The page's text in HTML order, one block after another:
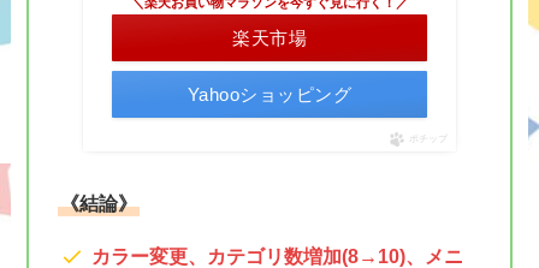
楽天市場
Yahooショッピング
ポチップ
《結論》
カラー変更、カテゴリ数増加(8→10)、メニ